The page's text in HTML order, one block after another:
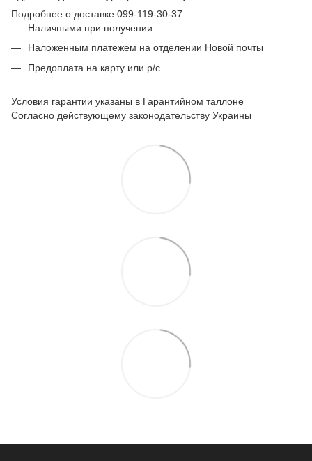
Подробнее о доставке 099-119-30-37
Наличными при получении
Наложенным платежем на отделении Новой почты
Предоплата на карту или р/с
Условия гарантии указаны в Гарантийном таллоне
Согласно действующему законодательству Украины